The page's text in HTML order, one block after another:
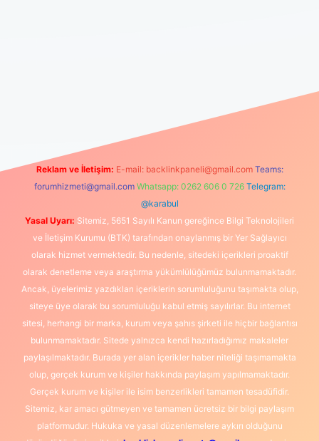
Reklam ve İletişim: E-mail: backlinkpaneli@gmail.com Teams:
forumhizmeti@gmail.com Whatsapp: 0262 606 0 726 Telegram:
@karabul
Yasal Uyarı: Sitemiz, 5651 Sayılı Kanun gereğince Bilgi Teknolojileri
ve İletişim Kurumu (BTK) tarafından onaylanmış bir Yer Sağlayıcı
olarak hizmet vermektedir. Bu nedenle, sitedeki içerikleri proaktif
olarak denetleme veya araştırma yükümlülüğümüz bulunmamaktadır.
Ancak, üyelerimiz yazdıkları içeriklerin sorumluluğunu taşımakta olup,
siteye üye olarak bu sorumluluğu kabul etmiş sayılırlar. Bu internet
sitesi, herhangi bir marka, kurum veya şahıs şirketi ile hiçbir bağlantısı
bulunmamaktadır. Sitede yalnızca kendi hazırladığımız makaleler
paylaşılmaktadır. Burada yer alan içerikler haber niteliği taşımamakta
olup, gerçek kurum ve kişiler hakkında paylaşım yapılmamaktadır.
Gerçek kurum ve kişiler ile isim benzerlikleri tamamen tesadüfidir.
Sitemiz, kar amacı gütmeyen ve tamamen ücretsiz bir bilgi paylaşım
platformudur. Hukuka ve yasal düzenlemelere aykırı olduğunu